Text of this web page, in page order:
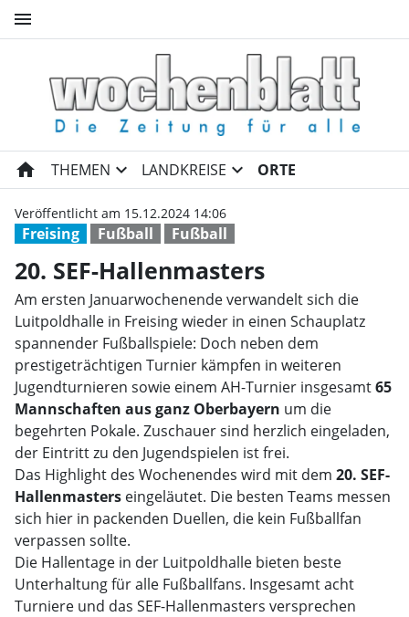
menu
20. SEF-Hallenmasters |
home THEMEN expand_more LANDKREISE expand_more ORTE
Freising Fußball Fußball
Veröffentlicht am 15.12.2024 14:06
20. SEF-Hallenmasters
Am ersten Januarwochenende verwandelt sich die
Luitpoldhalle in Freising wieder in einen Schauplatz
spannender Fußballspiele: Doch neben dem
prestigeträchtigen Turnier kämpfen in weiteren
Jugendturnieren sowie einem AH-Turnier insgesamt65
Mannschaften aus ganz Oberbayern um die
begehrten Pokale. Zuschauer sind herzlich eingeladen,
der Eintritt zu den Jugendspielen ist frei.
Das Highlight des Wochenendes wird mit dem 20. SEF-
Hallenmasters eingeläutet. Die besten Teams messen
sich hier in packenden Duellen, die kein Fußballfan
verpassen sollte.
Die Hallentage in der Luitpoldhalle bieten beste
Unterhaltung für alle Fußballfans. Insgesamt acht
Turniere und das SEF-Hallenmasters versprechen